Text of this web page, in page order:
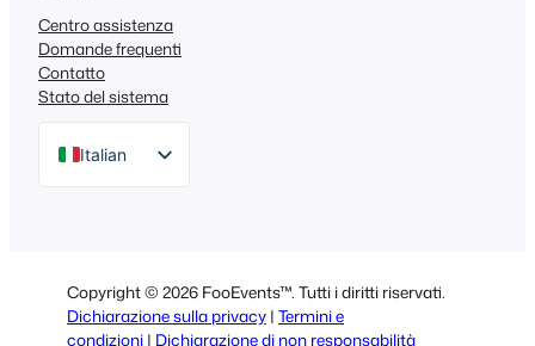
Centro assistenza
Domande frequenti
Contatto
Stato del sistema
Italian
Spanish
Copyright © 2026 FooEvents™. Tutti i diritti riservati.
Dichiarazione sulla privacy | Termini e
condizioni | Dichiarazione di non responsabilità